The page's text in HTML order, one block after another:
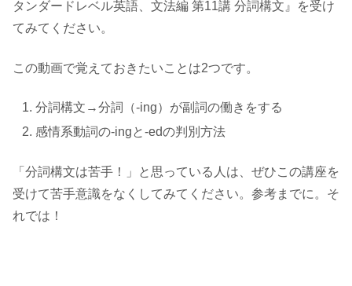
タンダードレベル英語、文法編 第11講 分詞構文』を受け
てみてください。
この動画で覚えておきたいことは2つです。
分詞構文→分詞（-ing）が副詞の働きをする
感情系動詞の-ingと-edの判別方法
「分詞構文は苦手！」と思っている人は、ぜひこの講座を
受けて苦手意識をなくしてみてください。参考までに。そ
れでは！